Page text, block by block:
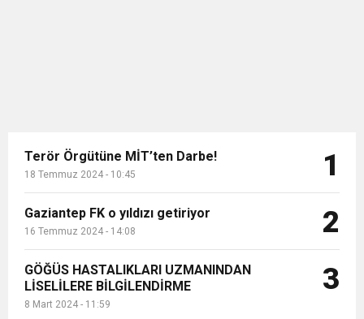
Terör Örgütüne MİT’ten Darbe!
18 Temmuz 2024 - 10:45 1
Gaziantep FK o yıldızı getiriyor
16 Temmuz 2024 - 14:08 2
GÖĞÜS HASTALIKLARI UZMANINDAN
LİSELİLERE BİLGİLENDİRME
8 Mart 2024 - 11:59
3